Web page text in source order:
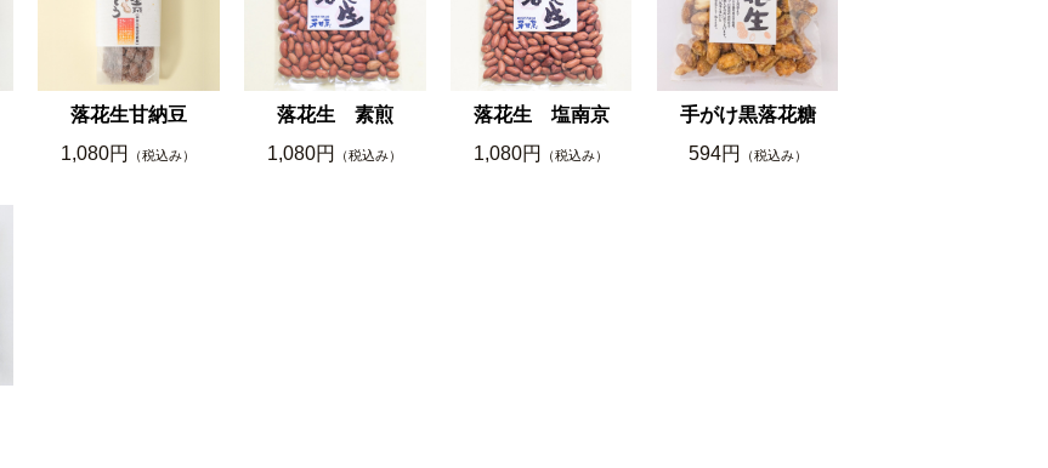
落花生甘納豆
1,080円
（税込み）
落花生 素煎
1,080円
（税込み）
落花生 塩南京
1,080円
（税込み）
手がけ黒落花糖
594円
（税込み）